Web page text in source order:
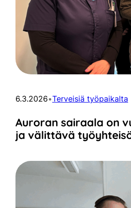
6.3.2026•Terveisiä työpaikalta
Auroran sairaala on
ja välittävä